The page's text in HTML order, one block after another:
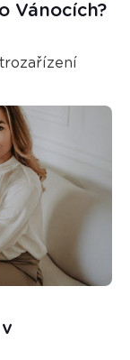
Vánocích?